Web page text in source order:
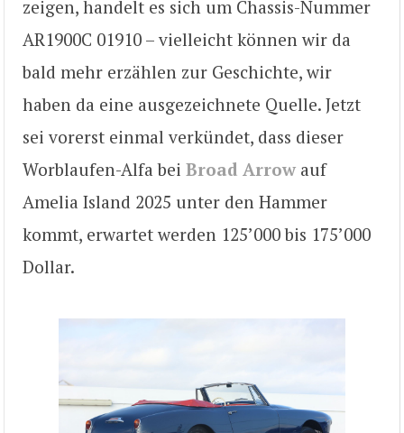
zeigen, handelt es sich um Chassis-Nummer
AR1900C 01910 – vielleicht können wir da
bald mehr erzählen zur Geschichte, wir
haben da eine ausgezeichnete Quelle. Jetzt
sei vorerst einmal verkündet, dass dieser
Worblaufen-Alfa bei Broad Arrow auf
Amelia Island 2025 unter den Hammer
kommt, erwartet werden 125’000 bis 175’000
Dollar.